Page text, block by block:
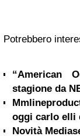
Potrebbero
“American
stagione da
oggi carlo elli
Novità